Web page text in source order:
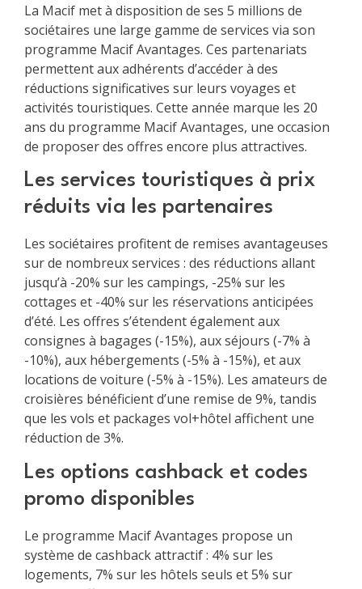
La Macif met à disposition de ses 5 millions de
sociétaires une large gamme de services via son
programme Macif Avantages. Ces partenariats
permettent aux adhérents d’accéder à des
réductions significatives sur leurs voyages et
activités touristiques. Cette année marque les 20
ans du programme Macif Avantages, une occasion
de proposer des offres encore plus attractives.
Les services touristiques à prix
réduits via les partenaires
Les sociétaires profitent de remises avantageuses
sur de nombreux services : des réductions allant
jusqu’à -20% sur les campings, -25% sur les
cottages et -40% sur les réservations anticipées
d’été. Les offres s’étendent également aux
consignes à bagages (-15%), aux séjours (-7% à
-10%), aux hébergements (-5% à -15%), et aux
locations de voiture (-5% à -15%). Les amateurs de
croisières bénéficient d’une remise de 9%, tandis
que les vols et packages vol+hôtel affichent une
réduction de 3%.
Les options cashback et codes
promo disponibles
Le programme Macif Avantages propose un
système de cashback attractif : 4% sur les
logements, 7% sur les hôtels seuls et 5% sur